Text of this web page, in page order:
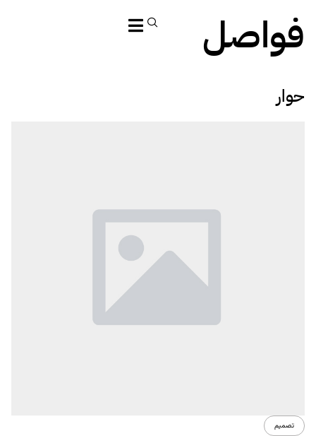
فواصل
حوار
تصميم